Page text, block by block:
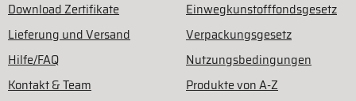
Download Zertifikate
Lieferung und Versand
Hilfe/FAQ
Kontakt & Team
Einwegkunstofffondsgesetz
Verpackungsgesetz
Nutzungsbedingungen
Produkte von A-Z